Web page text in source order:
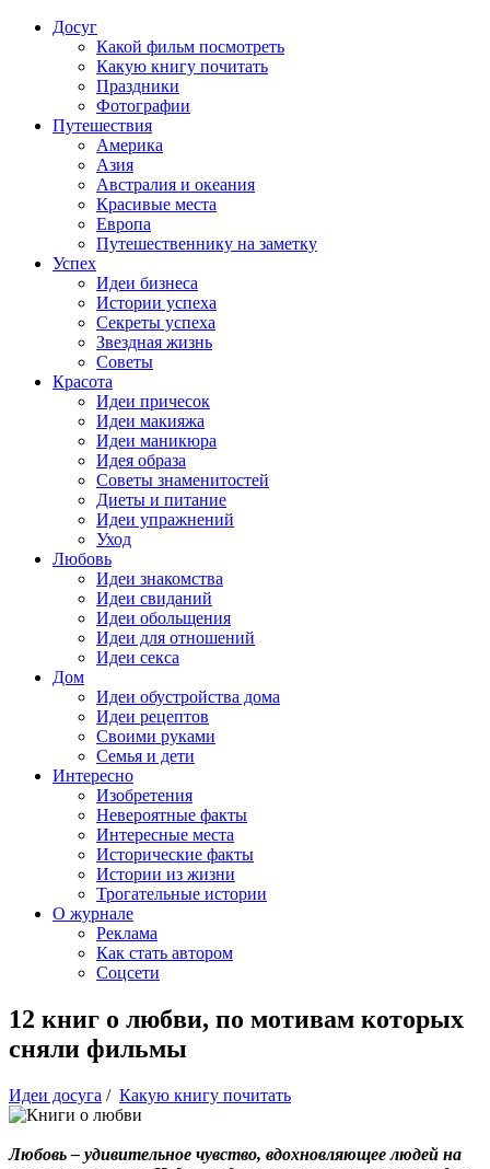
Досуг
Какой фильм посмотреть
Какую книгу почитать
Праздники
Фотографии
Путешествия
Америка
Азия
Австралия и океания
Красивые места
Европа
Путешественнику на заметку
Успех
Идеи бизнеса
Истории успеха
Секреты успеха
Звездная жизнь
Советы
Красота
Идеи причесок
Идеи макияжа
Идеи маникюра
Идея образа
Советы знаменитостей
Диеты и питание
Идеи упражнений
Уход
Любовь
Идеи знакомства
Идеи свиданий
Идеи обольщения
Идеи для отношений
Идеи секса
Дом
Идеи обустройства дома
Идеи рецептов
Своими руками
Семья и дети
Интересно
Изобретения
Невероятные факты
Интересные места
Исторические факты
Истории из жизни
Трогательные истории
О журнале
Реклама
Как стать автором
Соцсети
12 книг о любви, по мотивам которых
сняли фильмы
Идеи досуга / Какую книгу почитать
Любовь – удивительное чувство, вдохновляющее людей на